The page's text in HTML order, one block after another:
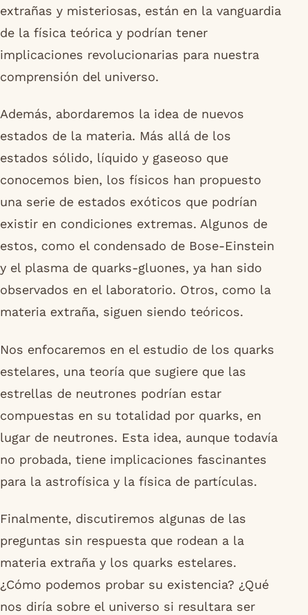
extrañas y misteriosas, están en la vanguardia
de la física teórica y podrían tener
implicaciones revolucionarias para nuestra
comprensión del universo.
Además, abordaremos la idea de nuevos
estados de la materia. Más allá de los
estados sólido, líquido y gaseoso que
conocemos bien, los físicos han propuesto
una serie de estados exóticos que podrían
existir en condiciones extremas. Algunos de
estos, como el condensado de Bose-Einstein
y el plasma de quarks-gluones, ya han sido
observados en el laboratorio. Otros, como la
materia extraña, siguen siendo teóricos.
Nos enfocaremos en el estudio de los quarks
estelares, una teoría que sugiere que las
estrellas de neutrones podrían estar
compuestas en su totalidad por quarks, en
lugar de neutrones. Esta idea, aunque todavía
no probada, tiene implicaciones fascinantes
para la astrofísica y la física de partículas.
Finalmente, discutiremos algunas de las
preguntas sin respuesta que rodean a la
materia extraña y los quarks estelares.
¿Cómo podemos probar su existencia? ¿Qué
nos diría sobre el universo si resultara ser